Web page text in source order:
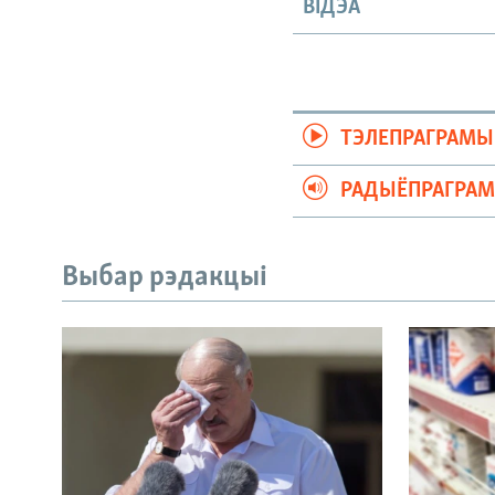
ВІДЭА
ТЭЛЕПРАГРАМЫ
Выбар рэдакцыі